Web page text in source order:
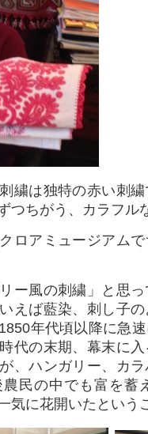
繍は独特の赤い刺
つちがう、カラフル
ロアミュージアム
ー風の刺繍」と思
えば藍染、刺し子
年代頃以降に急
代の末期、幕末に
、ハンガリー、カ
民の中でも富を蓄
気に花開いたという